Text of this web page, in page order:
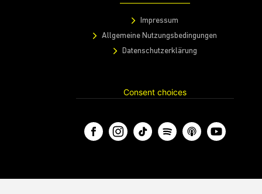
Impressum
Allgemeine Nutzungsbedingungen
Datenschutzerklärung
Consent choices